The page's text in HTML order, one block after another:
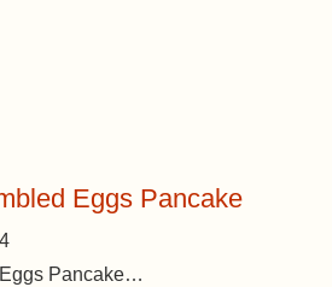
Eggs Pancake
Pancake…